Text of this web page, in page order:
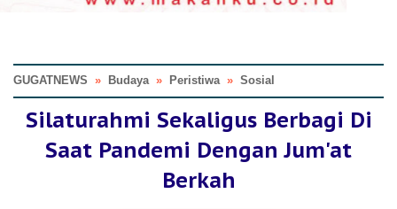
GUGATNEWS » Budaya » Peristiwa » Sosial
Silaturahmi Sekaligus Berbagi Di
Saat Pandemi Dengan Jum'at
Berkah